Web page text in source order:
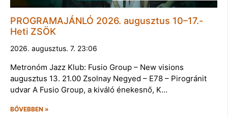
PROGRAMAJÁNLÓ 2026. augusztus 10–17.-
Heti ZSÖK
2026. augusztus. 7. 23:06
Metronóm Jazz Klub: Fusio Group – New visions
augusztus 13. 21.00 Zsolnay Negyed – E78 – Pirogránit
udvar A Fusio Group, a kiváló énekesnő, K…
BŐVEBBEN »